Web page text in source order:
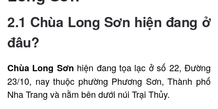
2.1 Chùa Long Sơn hiện đang ở
đâu?
Chùa Long Sơn hiện đang tọa lạc ở số 22, Đường
23/10, nay thuộc phường Phương Sơn, Thành phố
Nha Trang và nằm bên dưới núi Trại Thủy.